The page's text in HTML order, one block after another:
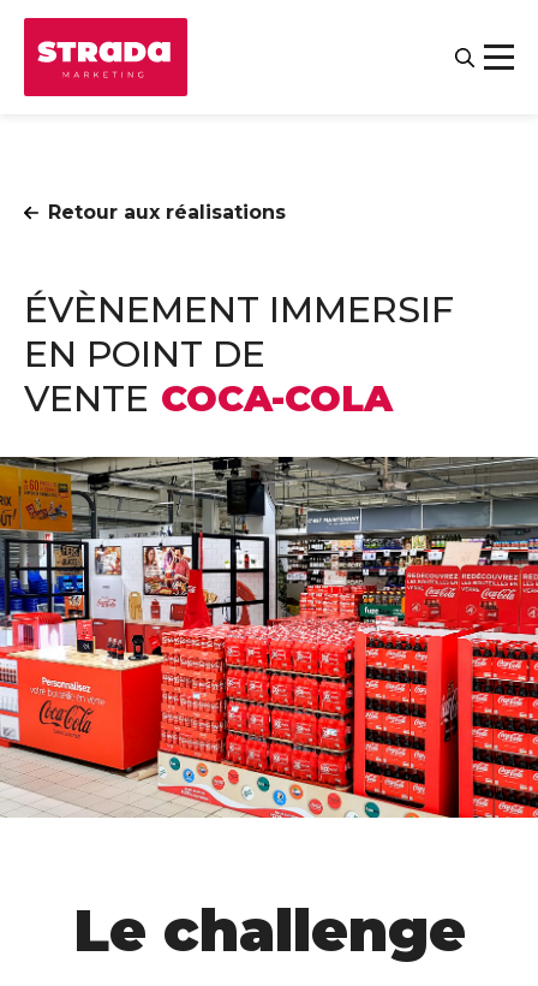
Contact
Retour aux réalisations
ÉVÈNEMENT IMMERSIF
EN POINT DE
VENTE COCA-COLA
Le challenge